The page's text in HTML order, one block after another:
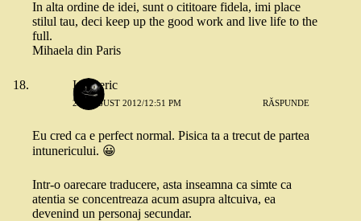
In alta ordine de idei, sunt o cititoare fidela, imi place
stilul tau, deci keep up the good work and live life to the
full.
Mihaela din Paris
Intuneric
20 AUGUST 2012/12:51 PM RĂSPUNDE
Eu cred ca e perfect normal. Pisica ta a trecut de partea
intunericului. 😀
Intr-o oarecare traducere, asta inseamna ca simte ca
atentia se concentreaza acum asupra altcuiva, ea
devenind un personaj secundar.